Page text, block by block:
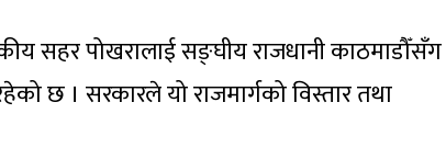
सहर पोखरालाई सङ्घीय राजधानी काठमाडौँसँग
छ । सरकारले यो राजमार्गको विस्तार तथा